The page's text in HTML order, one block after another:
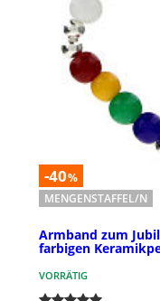
-40%
MENGENSTAFFEL/N
Armband zum
farbigen
VORRÄTIG